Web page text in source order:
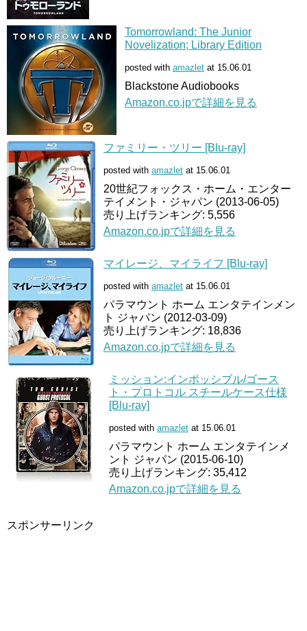
Tomorrowland: The Junior
Novelization; Library Edition
posted with amazlet at 15.06.01
Blackstone Audiobooks
Amazon.co.jpで詳細を見る
ファミリー・ツリー [Blu-ray]
posted with amazlet at 15.06.01
20世紀フォックス・ホーム・エンター
テイメント・ジャパン (2013-06-05)
売り上げランキング: 5,556
Amazon.co.jpで詳細を見る
マイレージ、マイライフ [Blu-ray]
posted with amazlet at 15.06.01
パラマウント ホーム エンタテインメン
ト ジャパン (2012-03-09)
売り上げランキング: 18,836
Amazon.co.jpで詳細を見る
ミッション:インポッシブル/ゴース
ト・プロトコル スチールケース仕様
[Blu-ray]
posted with amazlet at 15.06.01
パラマウント ホーム エンタテインメ
ント ジャパン (2015-06-10)
売り上げランキング: 35,412
Amazon.co.jpで詳細を見る
スポンサーリンク